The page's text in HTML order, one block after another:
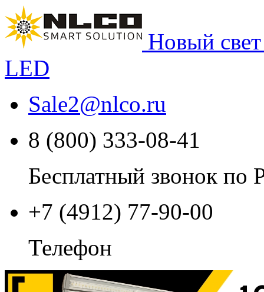
Новый
LED
Sale2@nlco.ru
8 (800) 333-08-41
Бесплатный звонок по
+7 (4912) 77-90-00
Телефон